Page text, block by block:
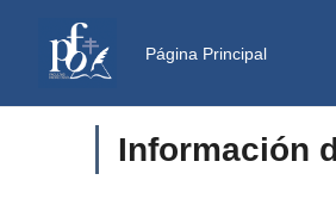
Página Principal
Información